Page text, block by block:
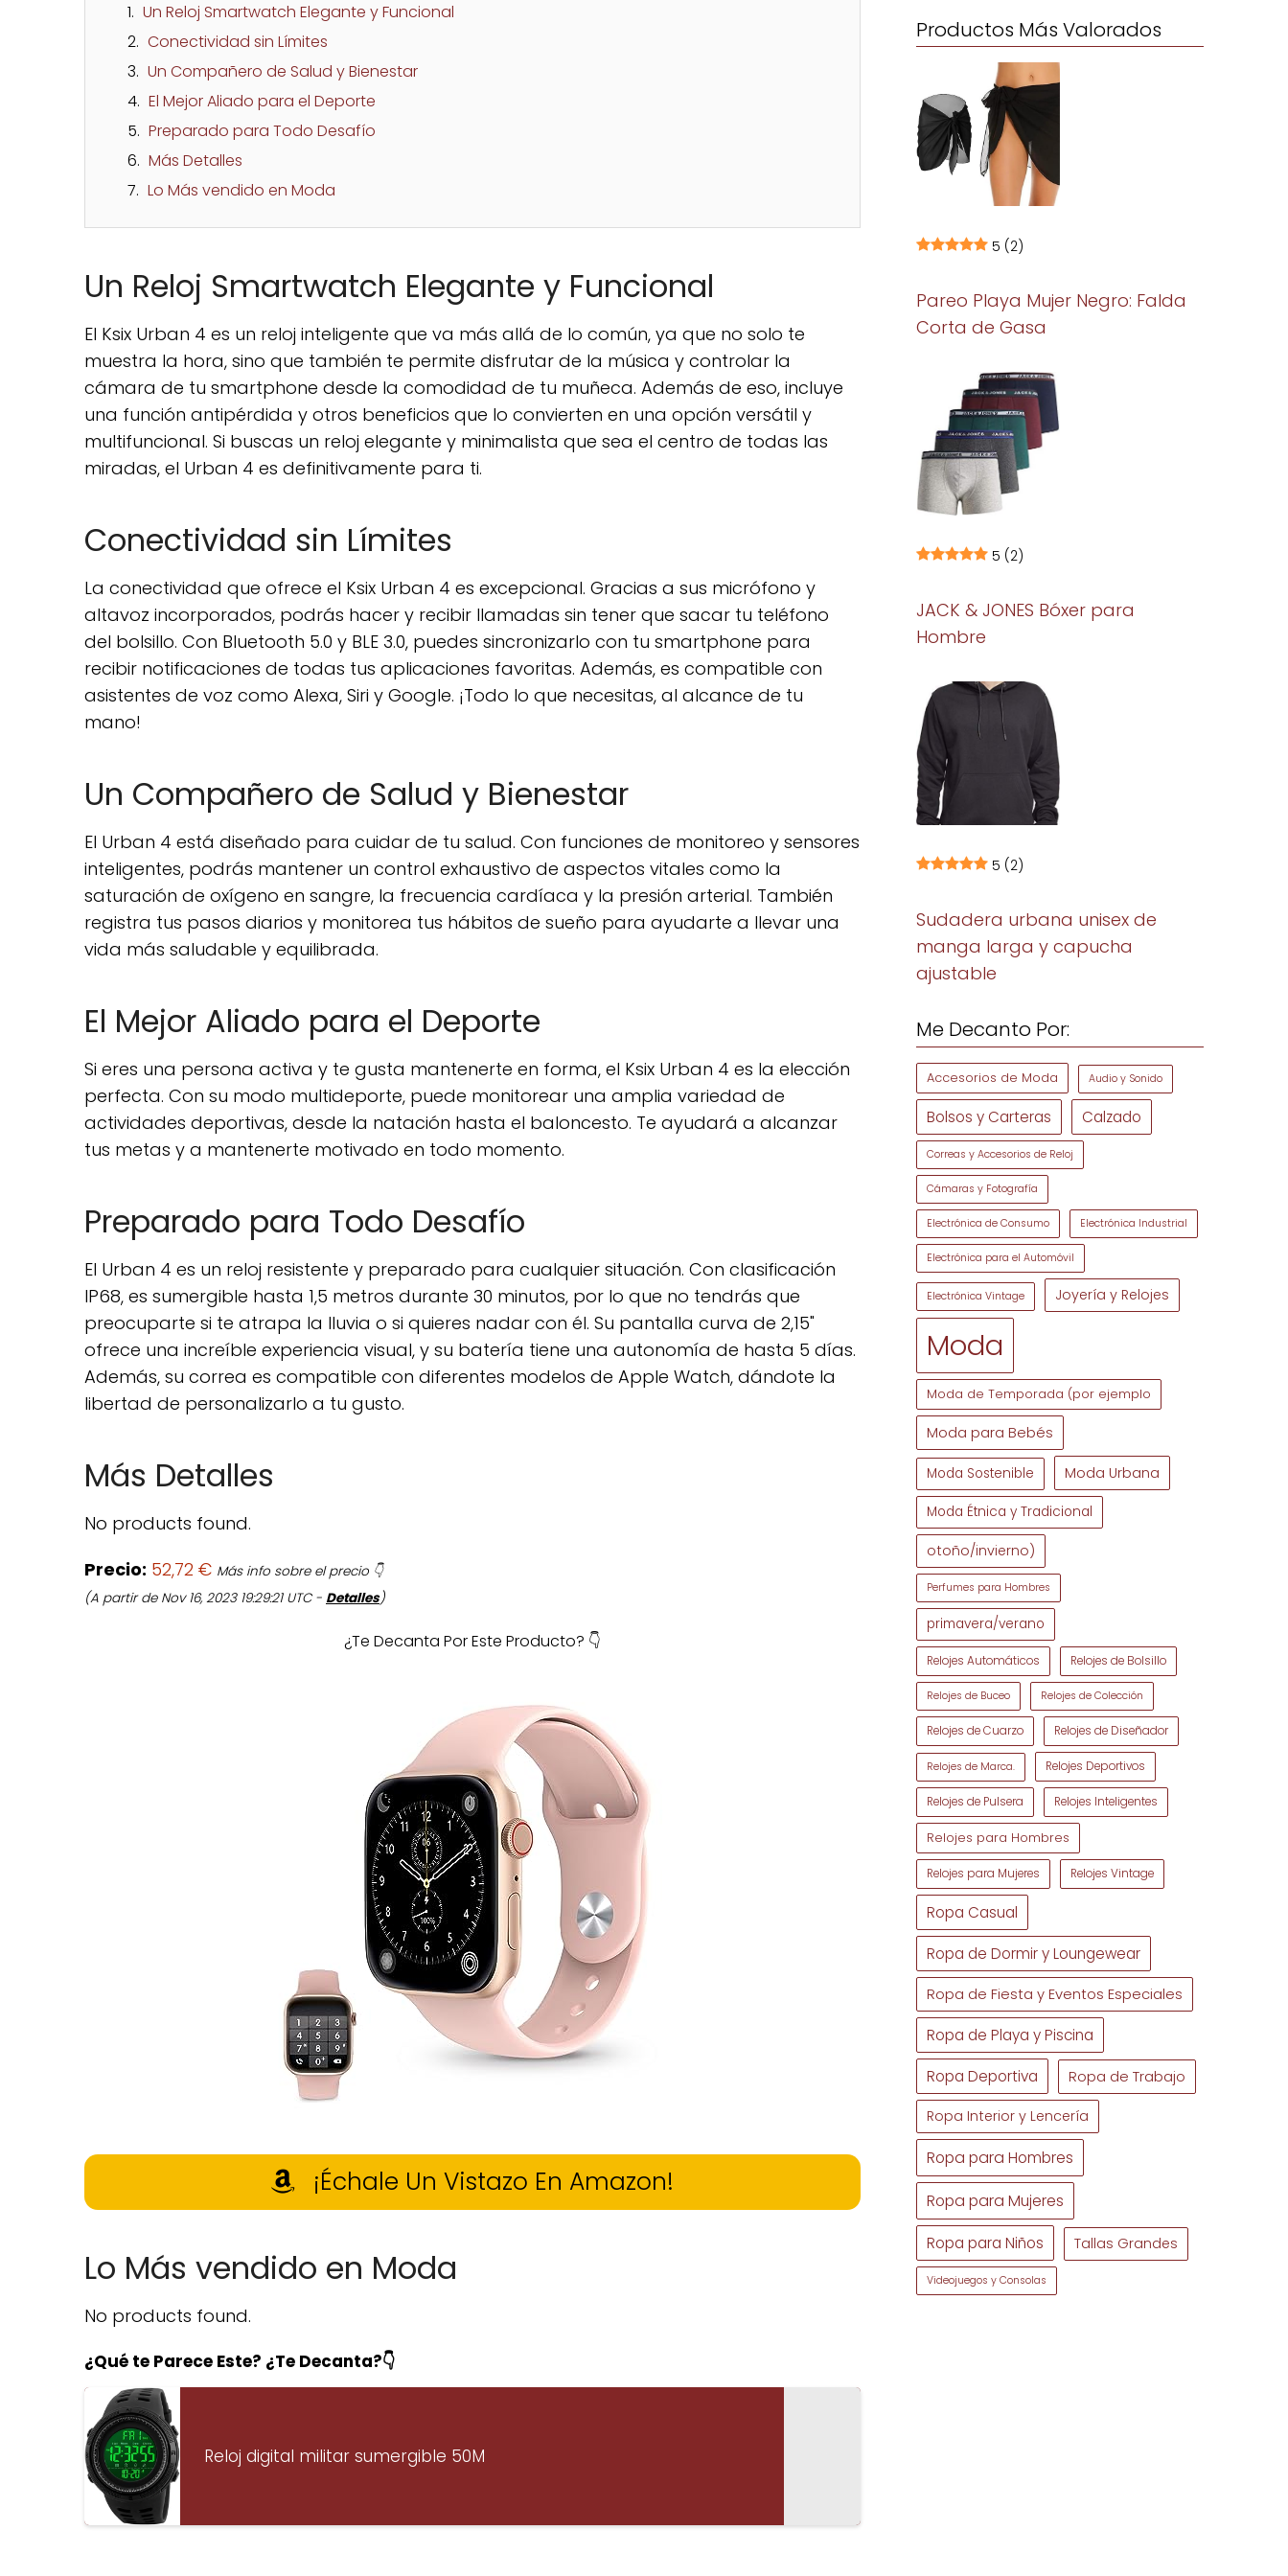
Un Reloj Smartwatch Elegante y Funcional
Conectividad sin Límites
Un Compañero de Salud y Bienestar
El Mejor Aliado para el Deporte
Preparado para Todo Desafío
Más Detalles
Lo Más vendido en Moda
Un Reloj Smartwatch Elegante y Funcional
El Ksix Urban 4 es un reloj inteligente que va más allá de lo común, ya que no solo te
muestra la hora, sino que también te permite disfrutar de la música y controlar la
cámara de tu smartphone desde la comodidad de tu muñeca. Además de eso, incluye
una función antipérdida y otros beneficios que lo convierten en una opción versátil y
multifuncional. Si buscas un reloj elegante y minimalista que sea el centro de todas las
miradas, el Urban 4 es definitivamente para ti.
Conectividad sin Límites
La conectividad que ofrece el Ksix Urban 4 es excepcional. Gracias a sus micrófono y
altavoz incorporados, podrás hacer y recibir llamadas sin tener que sacar tu teléfono
del bolsillo. Con Bluetooth 5.0 y BLE 3.0, puedes sincronizarlo con tu smartphone para
recibir notificaciones de todas tus aplicaciones favoritas. Además, es compatible con
asistentes de voz como Alexa, Siri y Google. ¡Todo lo que necesitas, al alcance de tu
mano!
Un Compañero de Salud y Bienestar
El Urban 4 está diseñado para cuidar de tu salud. Con funciones de monitoreo y sensores
inteligentes, podrás mantener un control exhaustivo de aspectos vitales como la
saturación de oxígeno en sangre, la frecuencia cardíaca y la presión arterial. También
registra tus pasos diarios y monitorea tus hábitos de sueño para ayudarte a llevar una
vida más saludable y equilibrada.
El Mejor Aliado para el Deporte
Si eres una persona activa y te gusta mantenerte en forma, el Ksix Urban 4 es la elección
perfecta. Con su modo multideporte, puede monitorear una amplia variedad de
actividades deportivas, desde la natación hasta el baloncesto. Te ayudará a alcanzar
tus metas y a mantenerte motivado en todo momento.
Preparado para Todo Desafío
El Urban 4 es un reloj resistente y preparado para cualquier situación. Con clasificación
IP68, es sumergible hasta 1,5 metros durante 30 minutos, por lo que no tendrás que
preocuparte si te atrapa la lluvia o si quieres nadar con él. Su pantalla curva de 2,15"
ofrece una increíble experiencia visual, y su batería tiene una autonomía de hasta 5 días.
Además, su correa es compatible con diferentes modelos de Apple Watch, dándote la
libertad de personalizarlo a tu gusto.
Más Detalles
No products found.
Precio: 52,72 € Más info sobre el precio 👇
(A partir de Nov 16, 2023 19:29:21 UTC - Detalles)
¿Te Decanta Por Este Producto? 👇
¡Échale Un Vistazo En Amazon!
Lo Más vendido en Moda
No products found.
¿Qué te Parece Este? ¿Te Decanta?👇
Reloj digital militar sumergible 50M
Productos Más Valorados
5 (2)
Pareo Playa Mujer Negro: Falda
Corta de Gasa
5 (2)
JACK & JONES Bóxer para
Hombre
5 (2)
Sudadera urbana unisex de
manga larga y capucha
ajustable
Me Decanto Por:
Accesorios de Moda Audio y Sonido
Bolsos y Carteras Calzado
Correas y Accesorios de Reloj
Cámaras y Fotografía
Electrónica de Consumo Electrónica Industrial
Electrónica para el Automóvil
Electrónica Vintage Joyería y Relojes
Moda
Moda de Temporada (por ejemplo
Moda para Bebés
Moda Sostenible Moda Urbana
Moda Étnica y Tradicional
otoño/invierno)
Perfumes para Hombres
primavera/verano
Relojes Automáticos Relojes de Bolsillo
Relojes de Buceo Relojes de Colección
Relojes de Cuarzo Relojes de Diseñador
Relojes de Marca. Relojes Deportivos
Relojes de Pulsera Relojes Inteligentes
Relojes para Hombres
Relojes para Mujeres Relojes Vintage
Ropa Casual
Ropa de Dormir y Loungewear
Ropa de Fiesta y Eventos Especiales
Ropa de Playa y Piscina
Ropa Deportiva Ropa de Trabajo
Ropa Interior y Lencería
Ropa para Hombres
Ropa para Mujeres
Ropa para Niños Tallas Grandes
Videojuegos y Consolas